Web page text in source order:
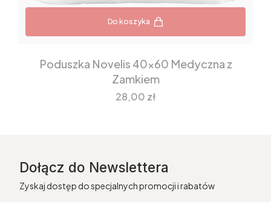
Do koszyka
Poduszka Novelis 40x60 Medyczna z
Zamkiem
Cena
28,00 zł
Dołącz do Newslettera
Zyskaj dostęp do specjalnych promocji i rabatów